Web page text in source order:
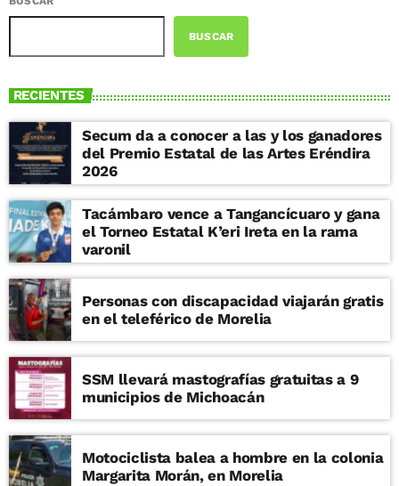
BUSCAR
RECIENTES
Secum da a conocer a las y los ganadores
del Premio Estatal de las Artes Eréndira
2026
Tacámbaro vence a Tangancícuaro y gana
el Torneo Estatal K’eri Ireta en la rama
varonil
Personas con discapacidad viajarán gratis
en el teleférico de Morelia
SSM llevará mastografías gratuitas a 9
municipios de Michoacán
Motociclista balea a hombre en la colonia
Margarita Morán, en Morelia